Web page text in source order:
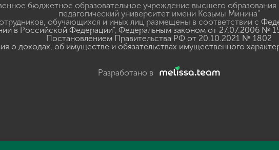
бюджетное образовательное учреждение высшего
педагогический университет имени Козьмы Минина"
обучающихся и иных лиц размещены в соответствии с
в Российской Федерации", Федеральным законом от 27.07.2006 №
Постановлением Правительства РФ от 20.10.2021 № 1802
о доходах, об имуществе и обязательствах имущественного
Разработано в